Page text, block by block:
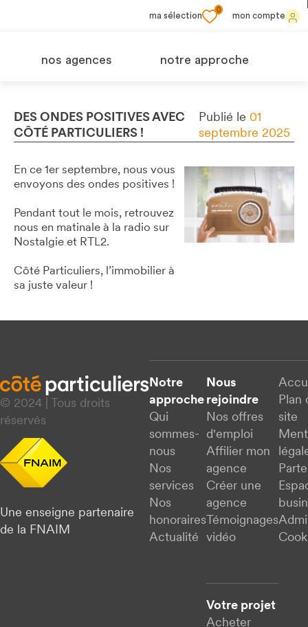
ma sélection
0
mon compte
nos agences notre approche
DES ONDES POSITIVES AVEC
CÔTÉ PARTICULIERS !
Publié le 01
septembre 2025
En ce 1er septembre, nous vous
envoyons des ondes positives !
Pendant tout le mois, retrouvez
nous en matinale à la radio sur
Nostalgie et RTL2.
Côté Particuliers, l’immobilier à
sa juste valeur !
© 2024 | Tous droits
réservés
Une enseigne partenaire
de la FNAIM
Notre
approche
Qui
sommes-
nous
Nos
services
Nos
honoraires
Actualité
Nous
rejoindre
Nos offres
d'emploi
Affilier mon
agence
Créer une
agence
Témoignages
vidéo
Votre projet
Acheter
Plan
site